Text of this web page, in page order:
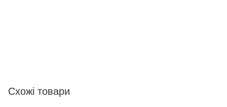
Схожі товари